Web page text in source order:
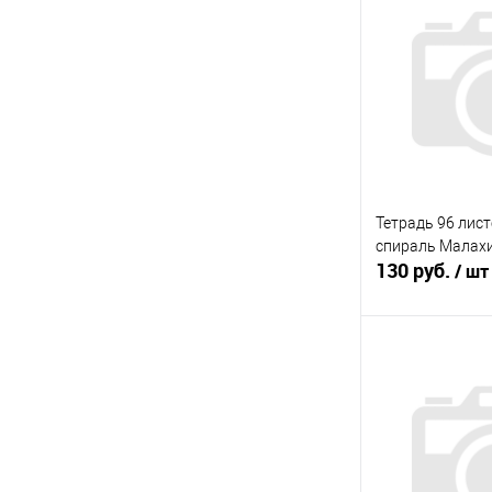
Купить в 1
В избранное
Тетрадь 96
спираль
130 руб. / шт
Купить в 1
В избранное